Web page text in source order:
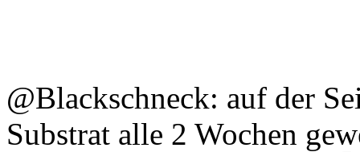
@Blackschneck: auf der
Substrat alle 2 Wochen